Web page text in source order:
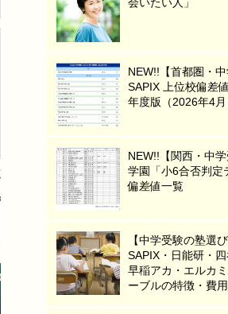
NEW!!【首都圏・中
SAPIX 上位校偏差
年度版（2026年4月
NEW!!【関西・中
学園「小6合否判定
偏差値一覧
【中学受験の塾選び
SAPIX・日能研・四
早稲アカ・エルカ
ーブルの特徴・費